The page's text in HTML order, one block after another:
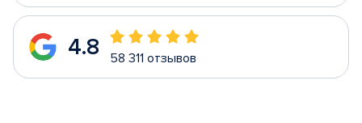
4.8 58 311 отзывов